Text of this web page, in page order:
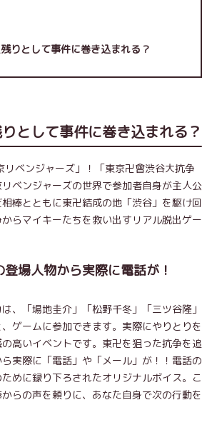
残りとして事件に巻き込まれる？
りとして事件に巻き込まれる？
リベンジャーズ」！「東京卍會渋谷大抗争
ベンジャーズの世界で参加者自身が主人公
棒とともに東卍結成の地「渋谷」を駆け回
らマイキーたちを救い出すリアル脱出ゲー
場人物から実際に電話が！
、「場地圭介」「松野千冬」「三ツ谷隆」
ゲームに参加できます。実際にやりとりを
高いイベントです。東卍を狙った抗争を追
実際に「電話」や「メール」が！！電話の
めに録り下ろされたオリジナルボイス。こ
らの声を頼りに、あなた自身で次の行動を